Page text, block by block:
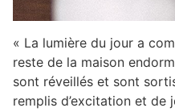
« La lumière du jour a
reste de la maison
sont réveillés et sont
remplis d’excitation et de